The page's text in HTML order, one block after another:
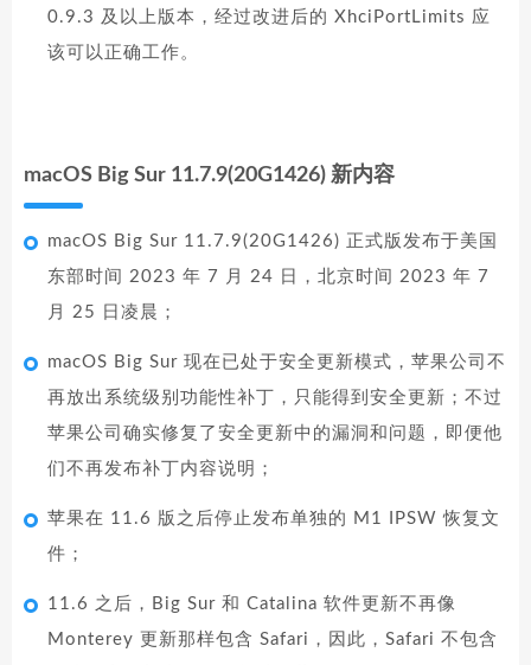
0.9.3 及以上版本，经过改进后的 XhciPortLimits 应
该可以正确工作。
macOS Big Sur 11.7.9(20G1426) 新内容
macOS Big Sur 11.7.9(20G1426) 正式版发布于美国
东部时间 2023 年 7 月 24 日，北京时间 2023 年 7
月 25 日凌晨；
macOS Big Sur 现在已处于安全更新模式，苹果公司不
再放出系统级别功能性补丁，只能得到安全更新；不过
苹果公司确实修复了安全更新中的漏洞和问题，即便他
们不再发布补丁内容说明；
苹果在 11.6 版之后停止发布单独的 M1 IPSW 恢复文
件；
11.6 之后，Big Sur 和 Catalina 软件更新不再像
Monterey 更新那样包含 Safari，因此，Safari 不包含